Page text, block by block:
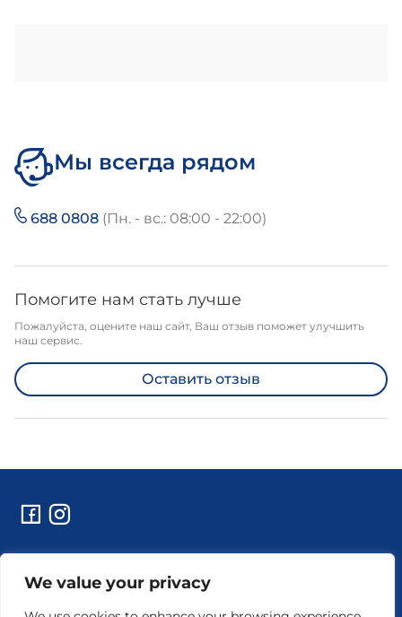
We value your privacy
Мы всегда рядом
688 0808 (Пн. - вс.: 08:00 - 22:00)
Помогите нам стать лучше
Пожалуйста, оцените наш сайт, Ваш отзыв поможет улучшить
наш сервис.
Оставить отзыв
Технические работы и уведомления
Реквизиты предприятия